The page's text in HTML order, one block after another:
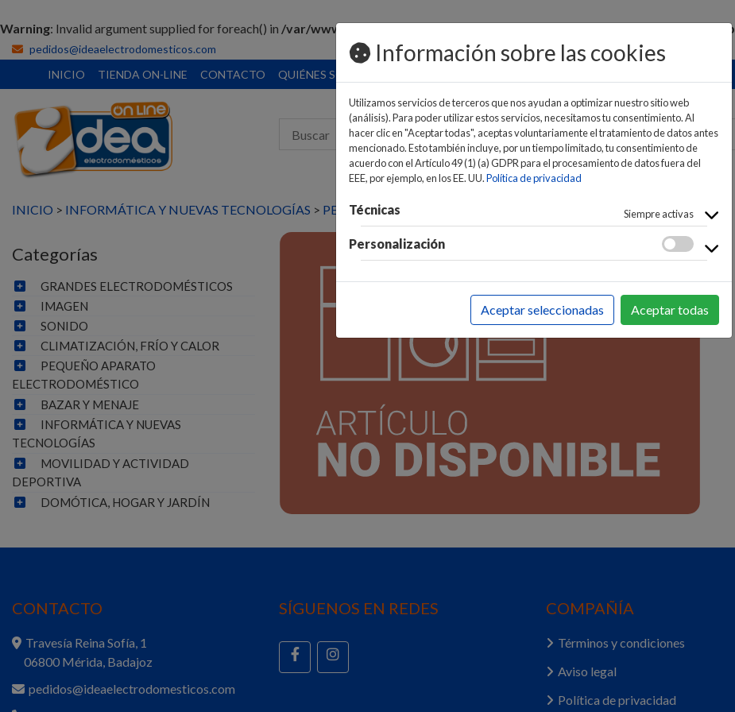
Warning: Invalid argument supplied for foreach() in /var/www/vhosts/ideaelectrodomesticos.com/httpdocs/entity/Articulo.php
pedidos@ideaelectrodomesticos.com
INICIO
TIENDA ON-LINE CONTACTO QUIÉNES SOMOS
INICIO > INFORMÁTICA Y NUEVAS TECNOLOGÍAS > PERIFÉRICOS
Categorías
GRANDES ELECTRODOMÉSTICOS
IMAGEN
SONIDO
CLIMATIZACIÓN, FRÍO Y CALOR
PEQUEÑO APARATO
ELECTRODOMÉSTICO
BAZAR Y MENAJE
INFORMÁTICA Y NUEVAS
TECNOLOGÍAS
MOVILIDAD Y ACTIVIDAD
DEPORTIVA
DOMÓTICA, HOGAR Y JARDÍN
CONTACTO
Travesía Reina Sofía, 1
06800 Mérida, Badajoz
pedidos@ideaelectrodomesticos.com
SÍGUENOS EN REDES COMPAÑÍA
Términos y condiciones
Aviso legal
Política de privacidad
Información sobre las cookies
Utilizamos servicios de terceros que nos ayudan a optimizar nuestro sitio web
(análisis). Para poder utilizar estos servicios, necesitamos tu consentimiento. Al
hacer clic en "Aceptar todas", aceptas voluntariamente el tratamiento de datos antes
mencionado. Esto también incluye, por un tiempo limitado, tu consentimiento de
acuerdo con el Artículo 49 (1) (a) GDPR para el procesamiento de datos fuera del
EEE, por ejemplo, en los EE. UU.Política de privacidad
Técnicas Siempre activas
Personalización
Aceptar seleccionadas Aceptar todas